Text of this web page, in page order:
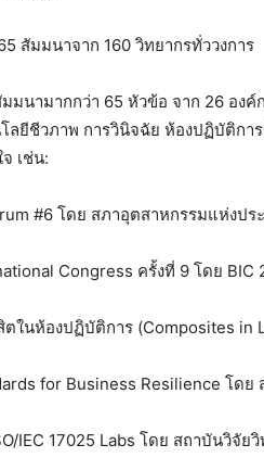
สัมมนาจาก 160 วิทยากรทั่ววงการ
มนามากกว่า 65 หัวข้อ จาก 26 องค์
ลยีชีวภาพ การวินิจฉัย ห้องปฏิบัติกา
เช่น:
#6 โดย สภาอุตสาหกรรมแห่งปร
Congress ครั้งที่ 9 โดย BIC
ตในห้องปฏิบัติการ (Composites in
for Business Resilience โดย
IEC 17025 Labs โดย สถาบันวิจั